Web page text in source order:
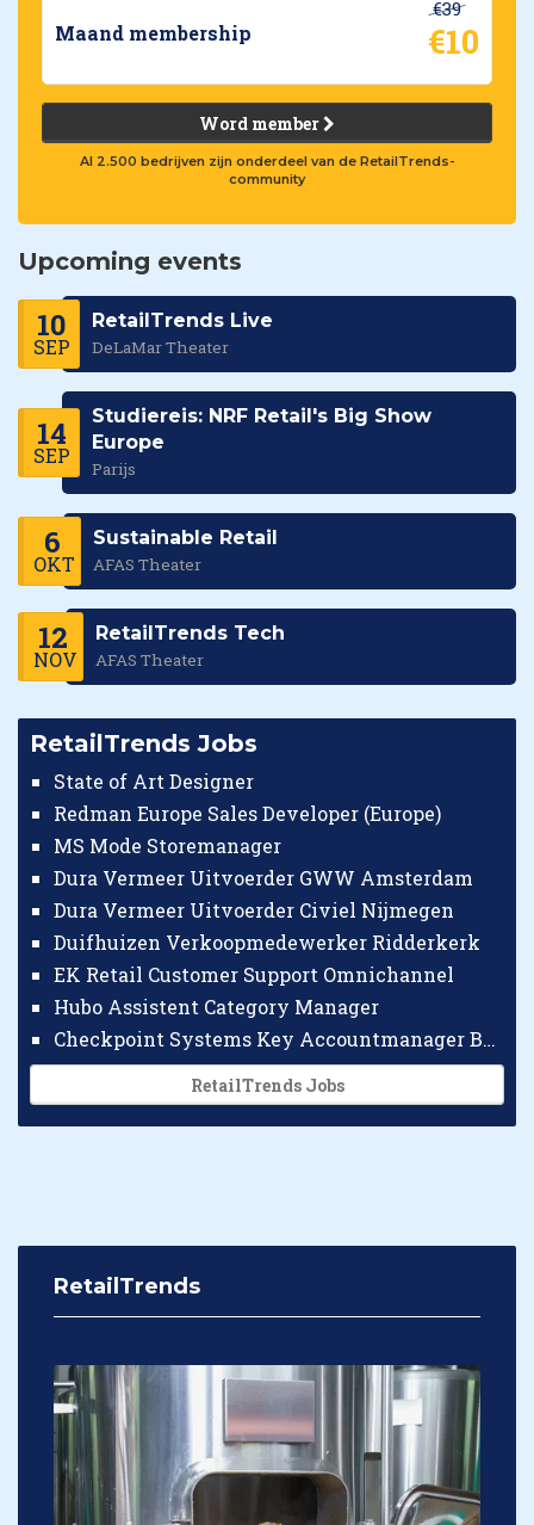
Maand membership
€39
€10
Word member
Al 2.500 bedrijven zijn onderdeel van de RetailTrends-
community
Upcoming events
10
SEP
RetailTrends Live
DeLaMar Theater
14
SEP
Studiereis: NRF Retail's Big Show
Europe
Parijs
6
OKT
Sustainable Retail
AFAS Theater
12
NOV
RetailTrends Tech
AFAS Theater
RetailTrends Jobs
State of Art Designer
Redman Europe Sales Developer (Europe)
MS Mode Storemanager
Dura Vermeer Uitvoerder GWW Amsterdam
Dura Vermeer Uitvoerder Civiel Nijmegen
Duifhuizen Verkoopmedewerker Ridderkerk
EK Retail Customer Support Omnichannel
Hubo Assistent Category Manager
Checkpoint Systems Key Accountmanager Benelux
RetailTrends Jobs
RetailTrends